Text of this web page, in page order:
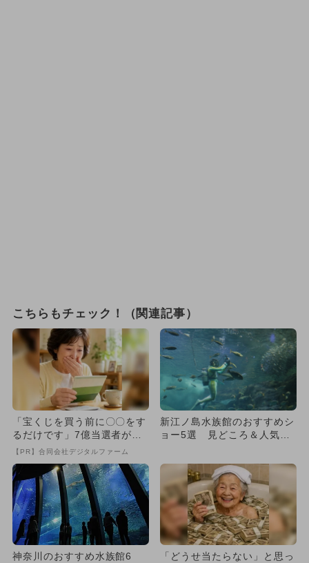
こちらもチェック！（関連記事）
「宝くじを買う前に〇〇をす
るだけです」7億当選者が続
出
【PR】合同会社デジタルファーム
新江ノ島水族館のおすすめシ
ョー5選 見どころ＆人気の
神奈川のおすすめ水族館6
「どうせ当たらない」と思っ